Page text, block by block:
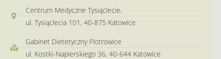
Centrum Medyczne Tysiąclecie,
ul. Tysiąclecia 101, 40-875 Katowice
Gabinet Dietetyczny Piotrowice
ul. Kostki-Napierskiego 36, 40-644 Katowice